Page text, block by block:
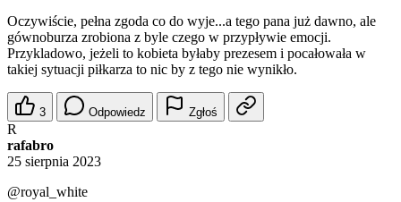
Oczywiście, pełna zgoda co do wyje...a tego pana już dawno, ale
gównoburza zrobiona z byle czego w przypływie emocji.
Przykladowo, jeżeli to kobieta byłaby prezesem i pocałowała w
takiej sytuacji piłkarza to nic by z tego nie wynikło.
3 Odpowiedz Zgłoś
R
rafabro
25 sierpnia 2023
@royal_white